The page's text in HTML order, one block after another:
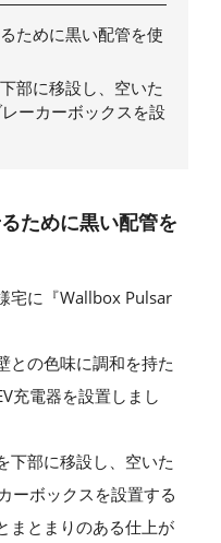
ために黒い配管を使
部に移設し、空いた
ーカーボックスを設
ために黒い配管を
宅に『Wallbox Pulsar
との色味に調和を持た
充電器を設置しまし
下部に移設し、空いた
ーボックスを設置する
まとまりのある仕上が